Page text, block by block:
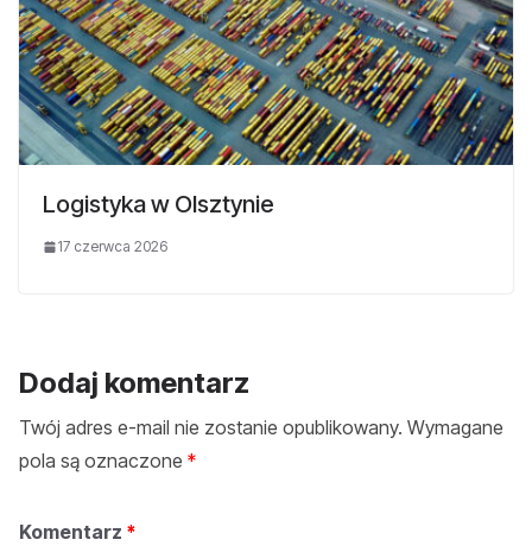
Logistyka w Olsztynie
17 czerwca 2026
Dodaj komentarz
Twój adres e-mail nie zostanie opublikowany. Wymagane
pola są oznaczone *
Komentarz *